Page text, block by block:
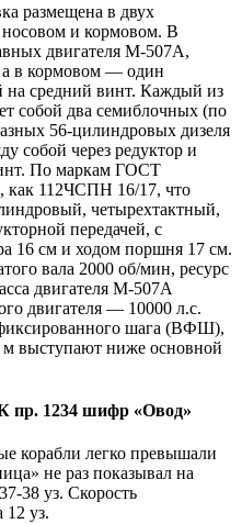
размещена в двух
и кормовом. В
двигателя М-507А,
в кормовом — один
средний винт. Каждый из
собой два семиблочных (по
56-цилиндровых дизеля
собой через редуктор и
По маркам ГОСТ
как 112ЧСПН 16/17, что
четырехтактный,
передачей, с
16 см и ходом поршня 17 см.
вала 2000 об/мин, ресурс
двигателя М-507А
двигателя — 10000 л.с.
шага (ВФШ),
выступают ниже основной
пр. 1234 шифр «Овод»
корабли легко превышали
не раз показывал на
38 уз. Скорость
12 уз.